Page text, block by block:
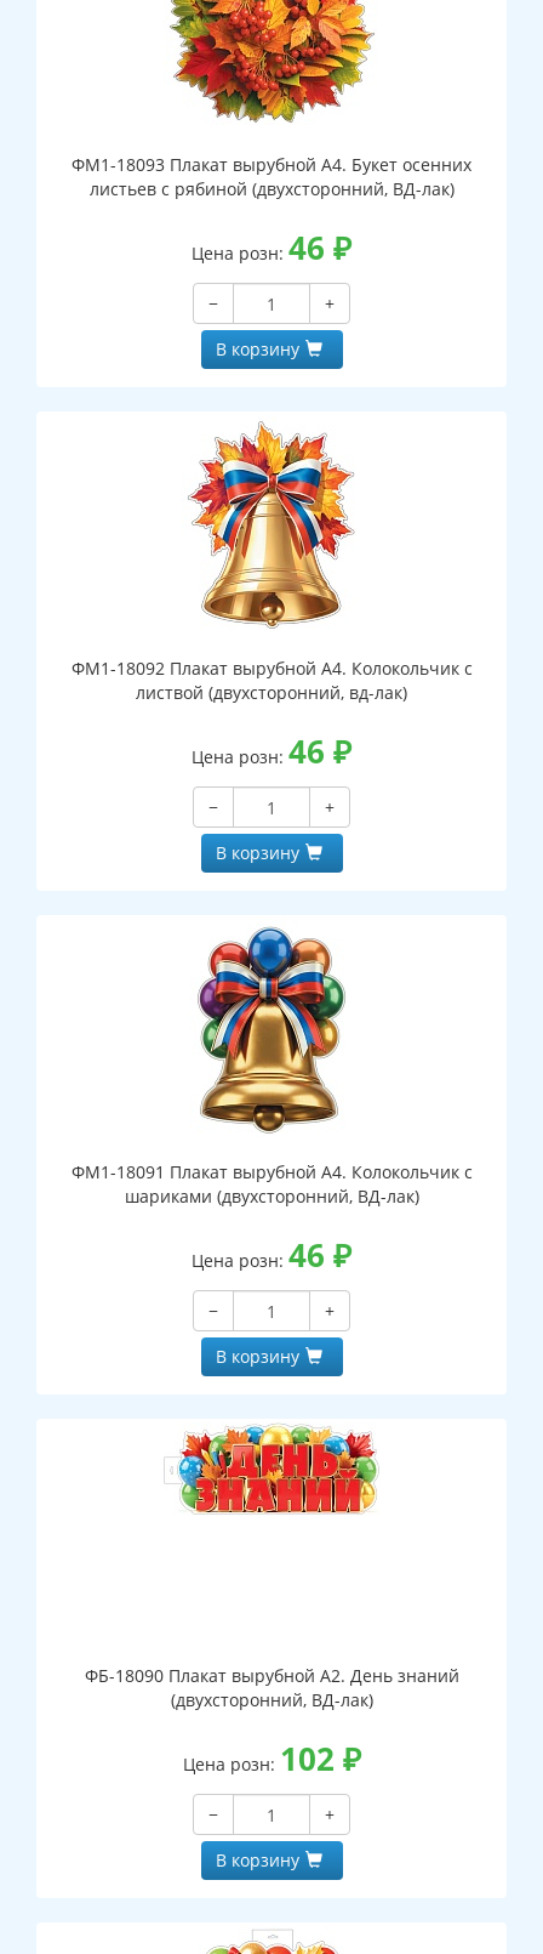
ФМ1-18093 Плакат вырубной А4. Букет осенних
листьев с рябиной (двухсторонний, ВД-лак)
Цена розн: 46 ₽
−
+
В корзину
ФМ1-18092 Плакат вырубной А4. Колокольчик с
листвой (двухсторонний, вд-лак)
Цена розн: 46 ₽
−
+
В корзину
ФМ1-18091 Плакат вырубной А4. Колокольчик с
шариками (двухсторонний, ВД-лак)
Цена розн: 46 ₽
−
+
В корзину
ФБ-18090 Плакат вырубной А2. День знаний
(двухсторонний, ВД-лак)
Цена розн: 102 ₽
−
+
В корзину